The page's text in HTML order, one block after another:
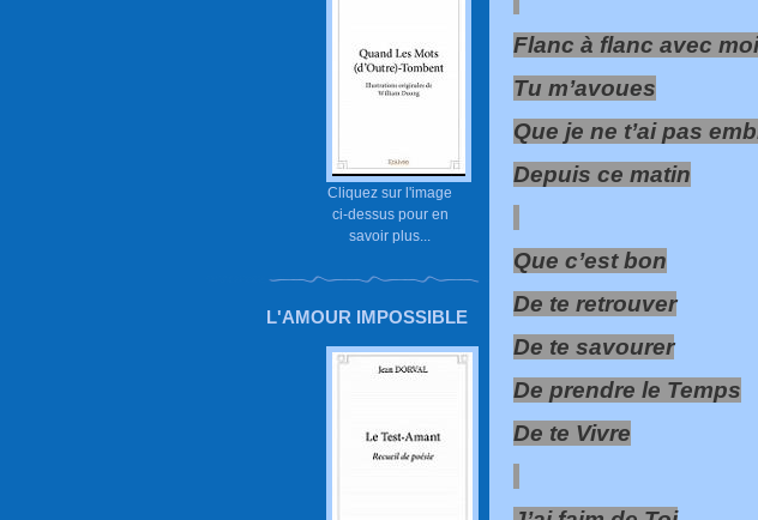
Cliquez sur l'image
ci-dessus pour en
savoir plus...
L'AMOUR IMPOSSIBLE
Flanc à flanc avec moi
Tu m’avoues
Que je ne t’ai pas
Depuis ce matin
Que c’est bon
De te retrouver
De te savourer
De prendre le Temps
De te Vivre